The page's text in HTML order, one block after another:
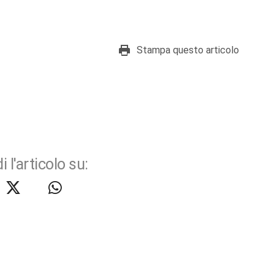
Stampa questo articolo
l'articolo su: